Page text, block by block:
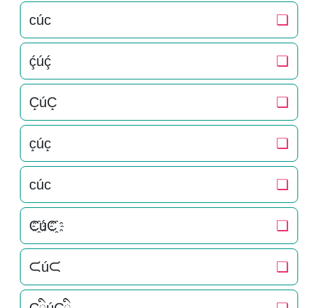
ᴄúᴄ ❏
ḉúḉ ❏
C̝úC̝ ❏
c̝úc̝ ❏
cúc ❏
C҈úC҈ ❏
ᙅúᙅ ❏